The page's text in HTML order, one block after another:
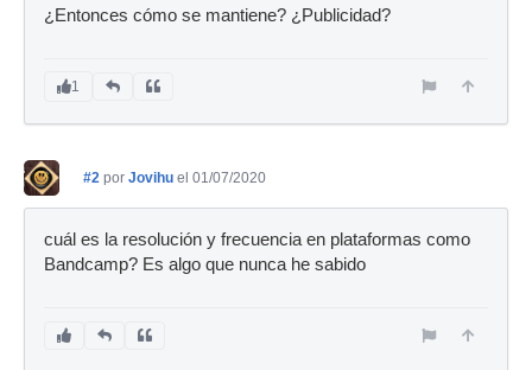
¿Entonces cómo se mantiene? ¿Publicidad?
1
#2 por Jovihu el 01/07/2020
cuál es la resolución y frecuencia en plataformas como
Bandcamp? Es algo que nunca he sabido